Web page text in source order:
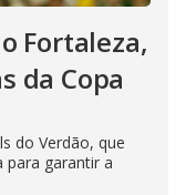
Fortaleza,
da Copa
do Verdão, que
para garantir a